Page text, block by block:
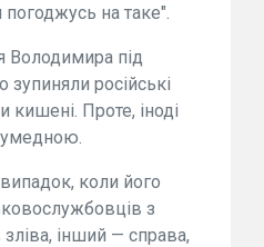
на таке".
Володимира під
зупиняли російські
кишені. Проте, іноді
коли його
з
інший — справа,